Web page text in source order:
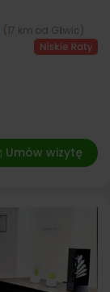
(17 km od Gliwic)
Umów wizytę